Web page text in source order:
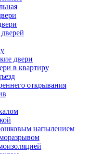
двери
в квартиру
открывания
напылением